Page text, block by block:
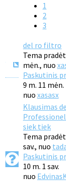
1
2
3
del ro filtro
Tema
mėn., nuo
Paskutinis
9 m. 11 mėn.
nuo xasasx
Klausimas
siek tiek
Tema
sav., nuo
Paskutinis
10 m. 1 sav.
nuo